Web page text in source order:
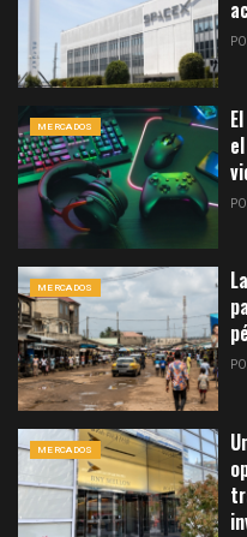
MERCADOS
MERCADOS
MERCADOS